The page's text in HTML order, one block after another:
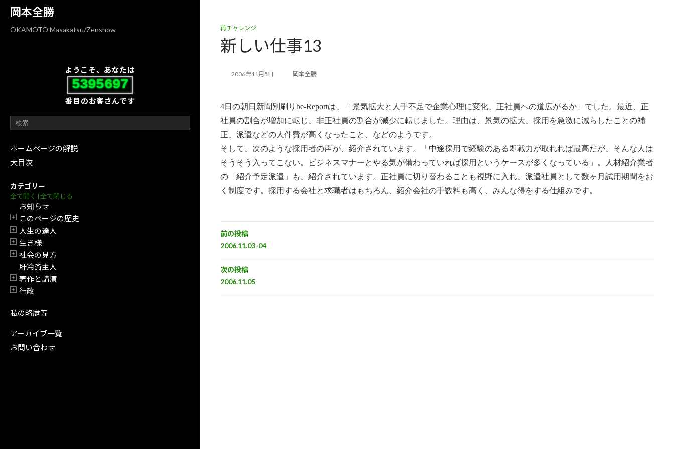
岡本全勝
OKAMOTO Masakatsu/Zenshow
ようこそ、あなたは
5395697
番目のお客さんです
ホームページの解説
大目次
カテゴリー
全て開く | 全て閉じる
お知らせ
開閉
このページの歴史
開閉
人生の達人
開閉
生き様
開閉
社会の見方
肝冷斎主人
開閉
著作と講演
開閉
行政
私の略歴等
アーカイブ一覧
お問い合わせ
再チャレンジ
新しい仕事13
2006年11月5日 岡本全勝
4日の朝日新聞別刷りbe-Reportは、「景気拡大と人手不足で企業心理に変化、正社員への道広がるか」でした。最近、正
社員の割合が増加に転じ、非正社員の割合が減少に転じました。理由は、景気の拡大、採用を急激に減らした ことの補
正、派遣などの人件費が高くなったこと、などのようです。
そして、次のような採用者の声が、紹介されています。「中途採用で経験のある即戦力が取れれば最高だが、そんな人 は
そうそう入ってこない。ビジネスマナーとやる気が備わっていれば採用というケースが多くなっている」。人材紹介業者
の「紹介予定派遣」も、紹介されています。正社員に切り替わることも視野に入れ、派遣社員として数ヶ月試用期間 をお
く制度です。採用する会社と求職者はもちろん、紹介会社の手数料も高く、みんな得をする仕組みです。
前の投稿
2006.11.03-04
次の投稿
2006.11.05